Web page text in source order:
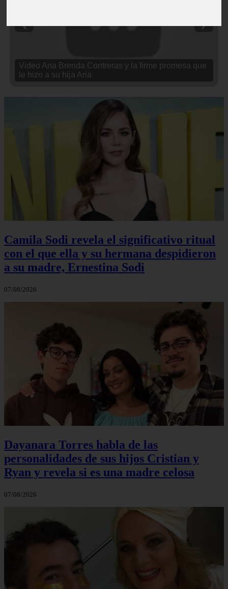
Video Ana Brenda Contreras y la firme promesa que
le hizo a su hija Aria
Camila Sodi revela el significativo ritual
con el que ella y su hermana despidieron
a su madre, Ernestina Sodi
07/08/2026
Dayanara Torres habla de las
personalidades de sus hijos Cristian y
Ryan y revela si es una madre celosa
07/08/2026